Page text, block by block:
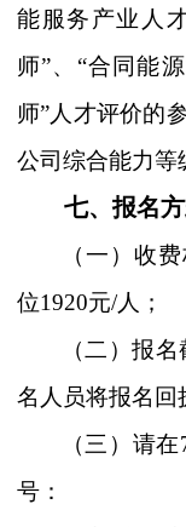
能服务产业人
师”、“合同能
师”人才评价的
公司综合能力等
七、报名
（一）收费
位1920元/人；
（二）报
名人员将报名回
（三）请在
号：